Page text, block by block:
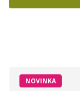
NOVINKA